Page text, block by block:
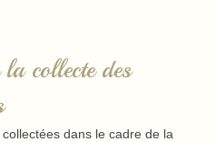
collecte des
dans le cadre de la